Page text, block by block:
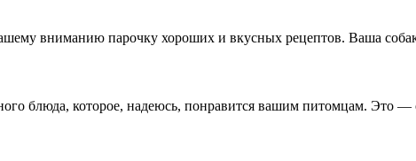
вниманию парочку хороших и вкусных рецептов. Ваша
блюда, которое, надеюсь, понравится вашим питомцам. Это